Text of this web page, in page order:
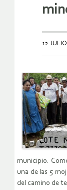
12
municipio.
una de las 5
del camino de